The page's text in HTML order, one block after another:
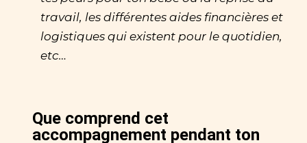
travail, les différentes aides financières et
logistiques qui existent pour le quotidien,
etc…
Que comprend cet
accompagnement pendant ton